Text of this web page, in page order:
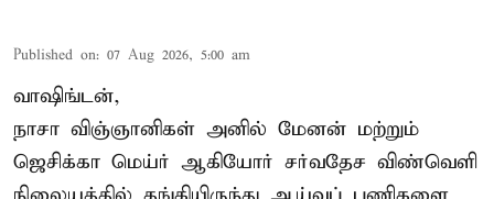
Published on: 07 Aug 2026, 5:00 am
வாஷிங்டன்,
நாசா விஞ்ஞானிகள் அனில் மேனன் மற்றும்
ஜெசிக்கா மெய்ர் ஆகியோர் சர்வதேச விண்வெளி